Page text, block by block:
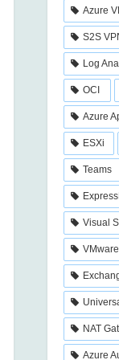
Azure
S2S
Log
OCI
Azure
ESXi
Teams
Visual
NAT
Azure